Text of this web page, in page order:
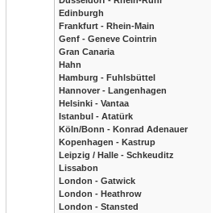
Edinburgh
Frankfurt - Rhein-Main
Genf - Geneve Cointrin
Gran Canaria
Hahn
Hamburg - Fuhlsbüttel
Hannover - Langenhagen
Helsinki - Vantaa
Istanbul - Atatürk
Köln/Bonn - Konrad Adenauer
Kopenhagen - Kastrup
Leipzig / Halle - Schkeuditz
Lissabon
London - Gatwick
London - Heathrow
London - Stansted